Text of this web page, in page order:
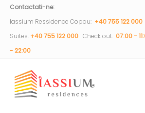
Contactati-ne:
Iassium Ressidence Copou: +40 755 122 000
Suites: +40 755 122 000 Check out: 07:00 -
- 22:00